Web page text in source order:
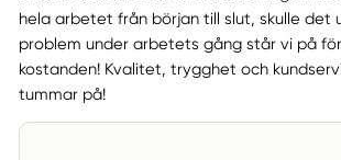
hela arbetet från början till slut, skulle det
problem under arbetets gång står vi på
kostanden! Kvalitet, trygghet och
tummar på!